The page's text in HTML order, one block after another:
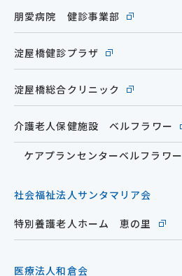
朋愛病院 健診事業部
淀屋橋健診プラザ
淀屋橋総合クリニック
介護老人保健施設 ベルフラワー
ケアプランセンターベルフラワー
社会福祉法人サンタマリア会
特別養護老人ホーム 恵の里
医療法人和倉会